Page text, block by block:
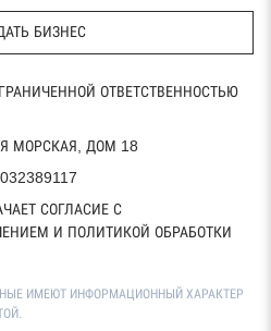
БИЗНЕС
ОТВЕТСТВЕННОСТЬЮ
МОРСКАЯ, ДОМ 18
СОГЛАСИЕ С
И ПОЛИТИКОЙ ОБРАБОТКИ
ИМЕЮТ ИНФОРМАЦИОННЫЙ ХАРАКТЕР